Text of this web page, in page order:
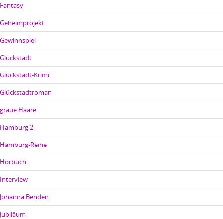
Fantasy
Geheimprojekt
Gewinnspiel
Glückstadt
Glückstadt-Krimi
Glückstadtroman
graue Haare
Hamburg 2
Hamburg-Reihe
Hörbuch
Interview
Johanna Benden
Jubiläum